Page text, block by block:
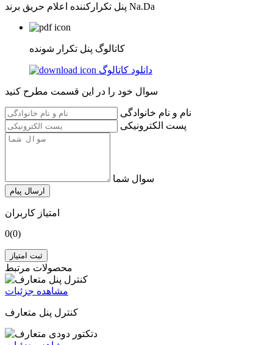
پنل تکرارکننده اعلام حریق برند Na.Da
کاتالوگ پنل تکرار شونده
دانلود کاتالوگ
سوال خود را در این قسمت مطرح کنید
نام و نام خانوادگی
پست الکترونیکی
سوال شما
ارسال پیام
امتیاز کاربران
0(0)
ثبت امتیاز
محصولات مرتبط
مشاهده جزئیات
کنترل پنل متعارف